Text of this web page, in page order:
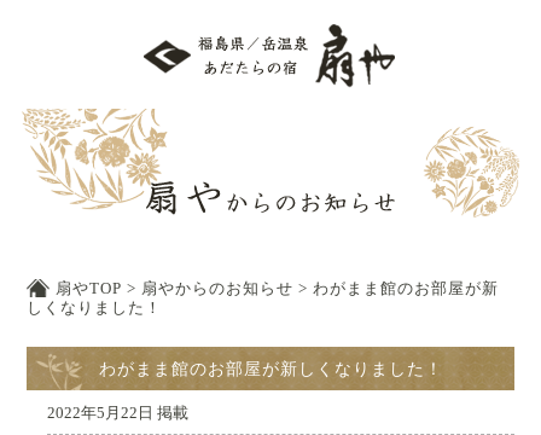
扇やTOP > 扇やからのお知らせ> わがまま館のお部屋が新
しくなりました！
わがまま館のお部屋が新しくなりました！
2022年5月22日 掲載